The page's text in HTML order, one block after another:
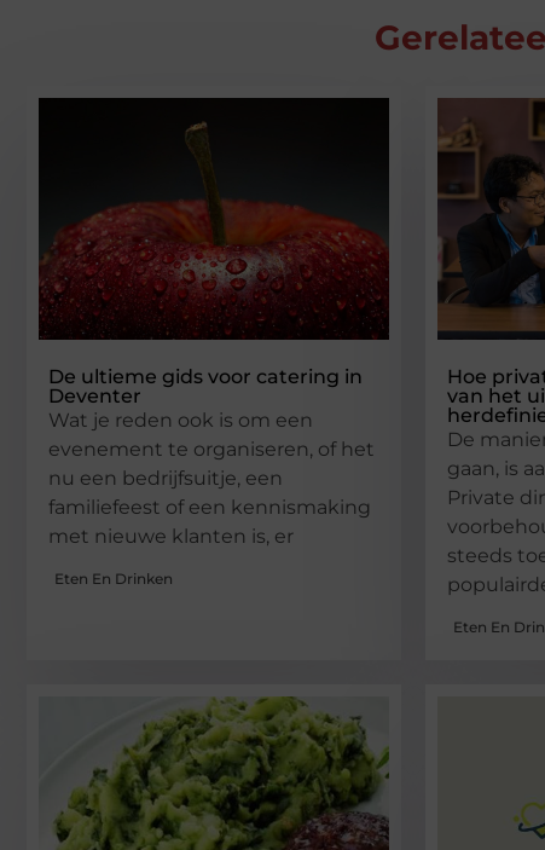
De ultieme gids voor catering in
Deventer
Wat je reden ook is om een
evenement te organiseren, of het
nu een bedrijfsuitje, een
familiefeest of een kennismaking
met nieuwe klanten is, er
Eten En Drinken
Hoe
van het
De
gaan, is
Private
steeds
Eten En